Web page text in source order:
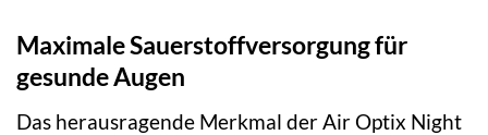
Maximale Sauerstoffversorgung für
gesunde Augen
Das herausragende Merkmal der Air Optix Night